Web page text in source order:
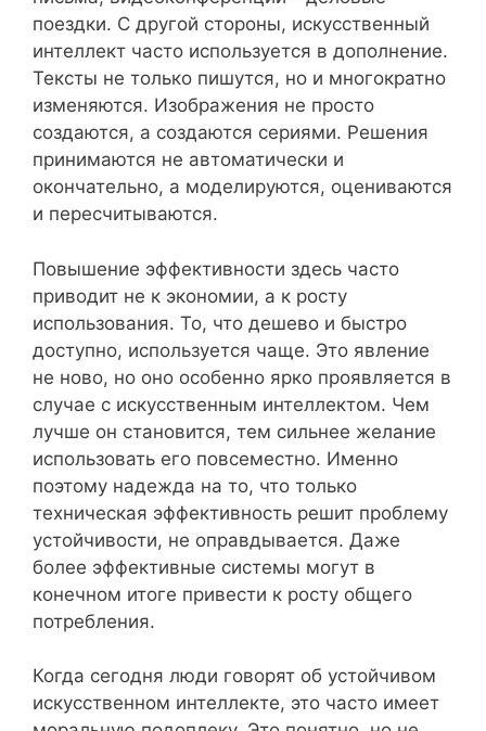
поездки. С другой стороны, искусственный
интеллект часто используется в дополнение.
Тексты не только пишутся, но и многократно
изменяются. Изображения не просто
создаются, а создаются сериями. Решения
принимаются не автоматически и
окончательно, а моделируются, оцениваются
и пересчитываются.
Повышение эффективности здесь часто
приводит не к экономии, а к росту
использования. То, что дешево и быстро
доступно, используется чаще. Это явление
не ново, но оно особенно ярко проявляется в
случае с искусственным интеллектом. Чем
лучше он становится, тем сильнее желание
использовать его повсеместно. Именно
поэтому надежда на то, что только
техническая эффективность решит проблему
устойчивости, не оправдывается. Даже
более эффективные системы могут в
конечном итоге привести к росту общего
потребления.
Когда сегодня люди говорят об устойчивом
искусственном интеллекте, это часто имеет